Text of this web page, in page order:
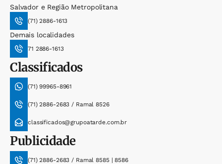
Salvador e Região Metropolitana
(71) 2886-1613
Demais localidades
71 2886-1613
Classificados
(71) 99965-8961
(71) 2886-2683 / Ramal 8526
classificados@grupoatarde.com.br
Publicidade
(71) 2886-2683 / Ramal 8585 | 8586